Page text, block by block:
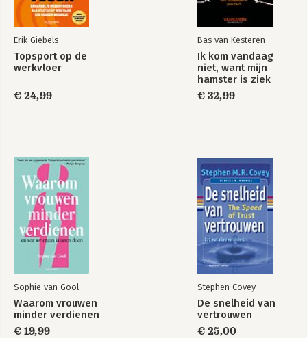
Erik Giebels
Topsport op de
werkvloer
€ 24,99
Bas van Kesteren
Ik kom vandaag
niet, want mijn
hamster is ziek
€ 32,99
Sophie van Gool
Waarom vrouwen
minder verdienen
€ 19,99
Stephen Covey
De snelheid van
vertrouwen
€ 25,00